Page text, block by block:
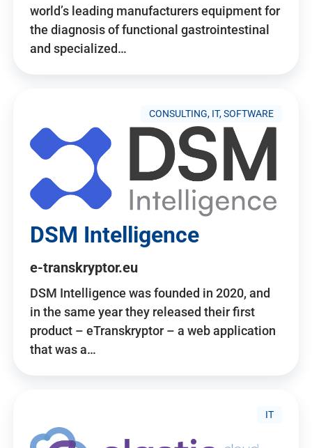
world’s leading manufacturers equipment for
the diagnosis of functional gastrointestinal
and specialized…
CONSULTING, IT, SOFTWARE
DSM Intelligence
e-transkryptor.eu
DSM Intelligence was founded in 2020, and
in the same year they released their first
product – eTranskryptor – a web application
that was a…
IT